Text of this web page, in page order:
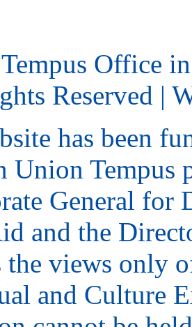
Office
Reserved |
has been
Union Tempus
General for
and the
the views only
and Culture